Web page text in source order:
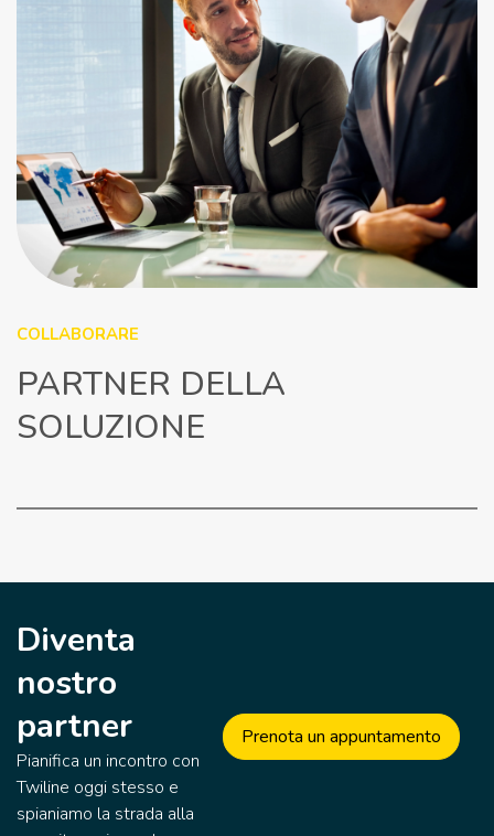
COLLABORARE
PARTNER DELLA
SOLUZIONE
Diventa
nostro
partner
Pianifica un incontro con
Twiline oggi stesso e
spianiamo la strada alla
Prenota un appuntamento